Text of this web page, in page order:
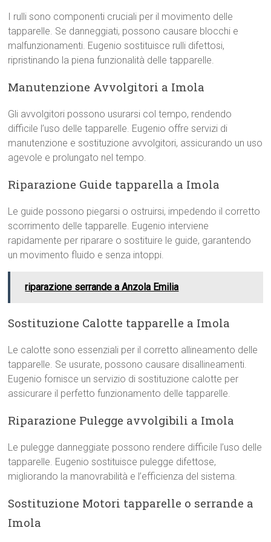
I rulli sono componenti cruciali per il movimento delle
tapparelle. Se danneggiati, possono causare blocchi e
malfunzionamenti. Eugenio sostituisce rulli difettosi,
ripristinando la piena funzionalità delle tapparelle.
Manutenzione Avvolgitori a Imola
Gli avvolgitori possono usurarsi col tempo, rendendo
difficile l’uso delle tapparelle. Eugenio offre servizi di
manutenzione e sostituzione avvolgitori, assicurando un uso
agevole e prolungato nel tempo.
Riparazione Guide tapparella a Imola
Le guide possono piegarsi o ostruirsi, impedendo il corretto
scorrimento delle tapparelle. Eugenio interviene
rapidamente per riparare o sostituire le guide, garantendo
un movimento fluido e senza intoppi.
riparazione serrande a Anzola Emilia
Sostituzione Calotte tapparelle a Imola
Le calotte sono essenziali per il corretto allineamento delle
tapparelle. Se usurate, possono causare disallineamenti.
Eugenio fornisce un servizio di sostituzione calotte per
assicurare il perfetto funzionamento delle tapparelle.
Riparazione Pulegge avvolgibili a Imola
Le pulegge danneggiate possono rendere difficile l’uso delle
tapparelle. Eugenio sostituisce pulegge difettose,
migliorando la manovrabilità e l’efficienza del sistema.
Sostituzione Motori tapparelle o serrande a
Imola